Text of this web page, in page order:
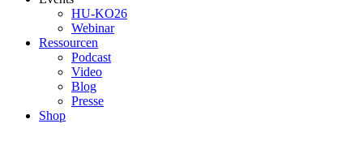
HU-KO26
Webinar
Ressourcen
Podcast
Video
Blog
Presse
Shop